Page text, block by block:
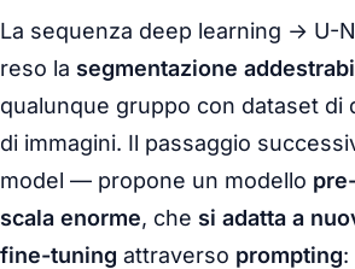
La sequenza deep learning → U-
reso la segmentazione
qualunque gruppo con dataset di
di immagini. Il passaggio
model — propone un modello
scala enorme, che si adatta a
fine-tuning attraverso prompting: